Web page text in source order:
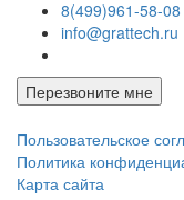
8(499)961-58-08
info@grattech.ru
Перезвоните мне
Пользовательское
Политика
Карта сайта